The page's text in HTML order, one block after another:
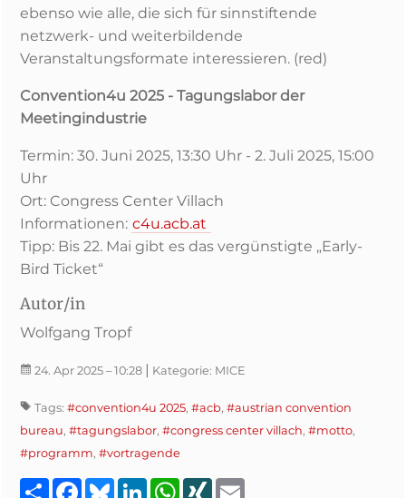
ebenso wie alle, die sich für sinnstiftende
netzwerk- und weiterbildende
Veranstaltungsformate interessieren. (red)
Convention4u 2025 - Tagungslabor der
Meetingindustrie
Termin: 30. Juni 2025, 13:30 Uhr - 2. Juli 2025, 15:00
Uhr
Ort: Congress Center Villach
Informationen: c4u.acb.at
Tipp: Bis 22. Mai gibt es das vergünstigte „Early-
Bird Ticket“
Autor/in
Wolfgang Tropf
24. Apr 2025 – 10:28 | Kategorie: MICE
Tags: #convention4u 2025, #acb, #austrian convention
bureau, #tagungslabor, #congress center villach, #motto,
#programm, #vortragende
TeilenFacebook
BlueskyLinkedInWhatsApp
XING